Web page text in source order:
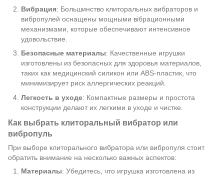
Вибрация: Большинство клиторальных вибраторов и
вибропулей оснащены мощными вібрационными
механизмами, которые обеспечивают интенсивное
удовольствие.
Безопасные материалы: Качественные игрушки
изготовлены из безопасных для здоровья материалов,
таких как медицинский силикон или ABS-пластик, что
минимизирует риск аллергических реакций.
Легкость в уходе: Компактные размеры и простота
конструкции делают их легкими в уходе и чистке.
Как выбрать клиторальный вибратор или
вибропуль
При выборе клиторального вибратора или вибропуля стоит
обратить внимание на несколько важных аспектов:
Материалы: Убедитесь, что игрушка изготовлена из